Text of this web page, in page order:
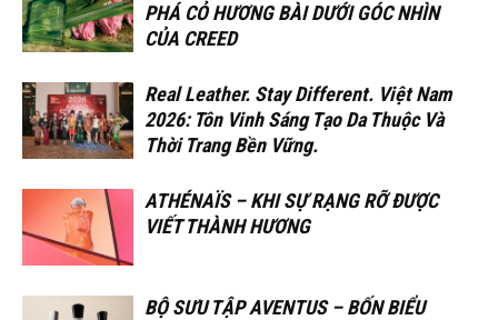
PHÁ CỎ HƯƠNG BÀI DƯỚI GÓC NHÌN
CỦA CREED
Real Leather. Stay Different. Việt Nam
2026: Tôn Vinh Sáng Tạo Da Thuộc Và
Thời Trang Bền Vững.
ATHÉNAÏS – KHI SỰ RẠNG RỠ ĐƯỢC
VIẾT THÀNH HƯƠNG
BỘ SƯU TẬP AVENTUS – BỐN BIỂU